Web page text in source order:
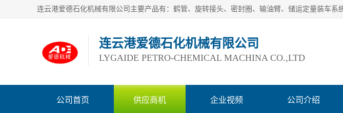
连云港爱德石化机械有限公司
LYGAIDE PETRO-CHEMICAL MACHINA CO.,LTD
公司首页 供应商机 企业视频 公司介绍